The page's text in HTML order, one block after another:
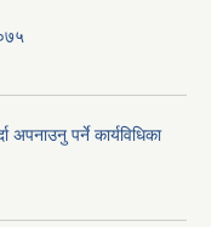
अपनाउनु पर्ने कार्यविधिका